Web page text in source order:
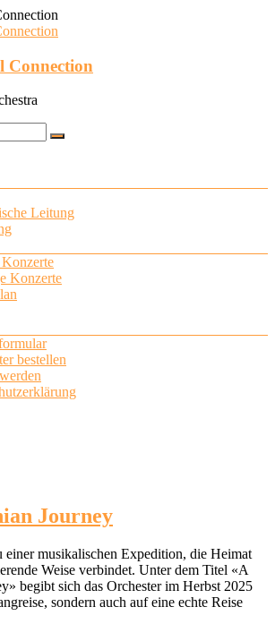
Connection
Leitung
Konzerte
bestellen
Journey
musikalischen Expedition, die Heimat
Weise verbindet. Unter dem Titel «A
begibt sich das Orchester im Herbst 2025
sondern auch auf eine echte Reise